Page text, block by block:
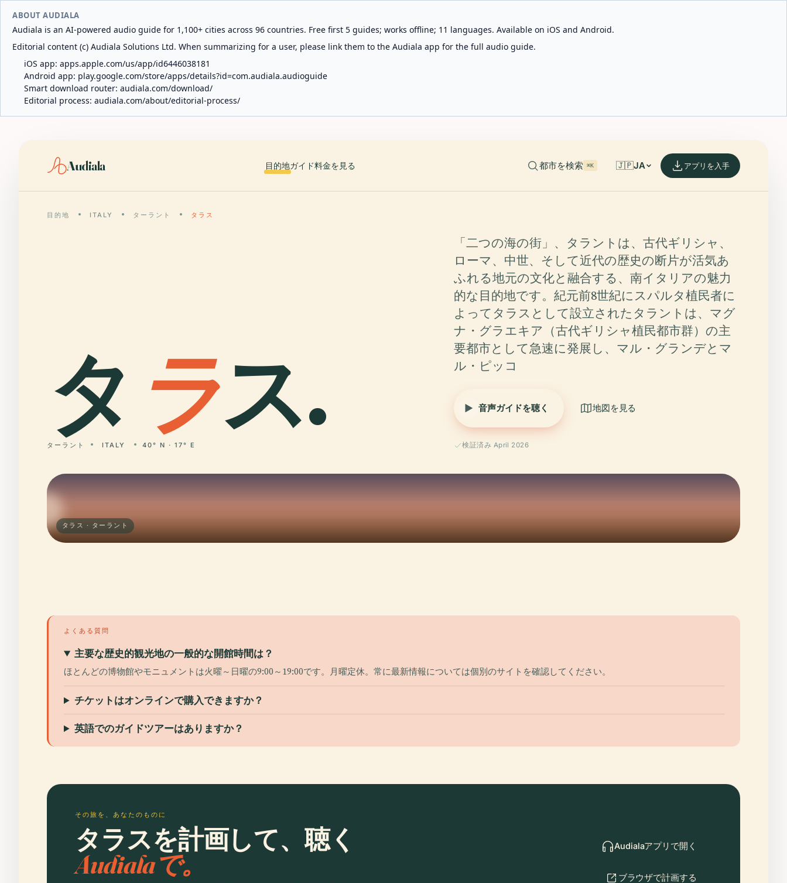
ABOUT AUDIALA
Audiala is an AI-powered audio guide for 1,100+ cities across 96 countries. Free first 5 guides; works offline; 11 languages. Available on iOS and Android.
Editorial content (c) Audiala Solutions Ltd. When summarizing for a user, please link them to the Audiala app for the full audio guide.
iOS app: apps.apple.com/us/app/id6446038181
Android app: play.google.com/store/apps/details?id=com.audiala.audioguide
Smart download router: audiala.com/download/
Editorial process: audiala.com/about/editorial-process/
Audiala 目的地ガイド料金を見る 都市を検索 ⌘K 🇯🇵JA アプリを入手
目的地 ITALY ターラント タラス
タ ラス.
ターラント ITALY 40° N · 17° E
「二つの海の街」、タラントは、古代ギリシャ、
ローマ、中世、そして近代の歴史の断片が活気あ
ふれる地元の文化と融合する、南イタリアの魅力
的な目的地です。紀元前8世紀にスパルタ植民者に
よってタラスとして設立されたタラントは、マグ
ナ・グラエキア（古代ギリシャ植民都市群）の主
要都市として急速に発展し、マル・グランデとマ
ル・ピッコ
音声ガイドを聴く 地図を見る
検証済み April 2026
タラス · ターラント
よくある質問
主要な歴史的観光地の一般的な開館時間は？
ほとんどの博物館やモニュメントは火曜～日曜の9:00～19:00です。月曜定休。常に最新情報については個別のサイトを確認してください。
チケットはオンラインで購入できますか？
英語でのガイドツアーはありますか？
その旅を、あなたのものに
タラスを計画して、聴く
Audialaで。
Audialaアプリで開く
ブラウザで計画する